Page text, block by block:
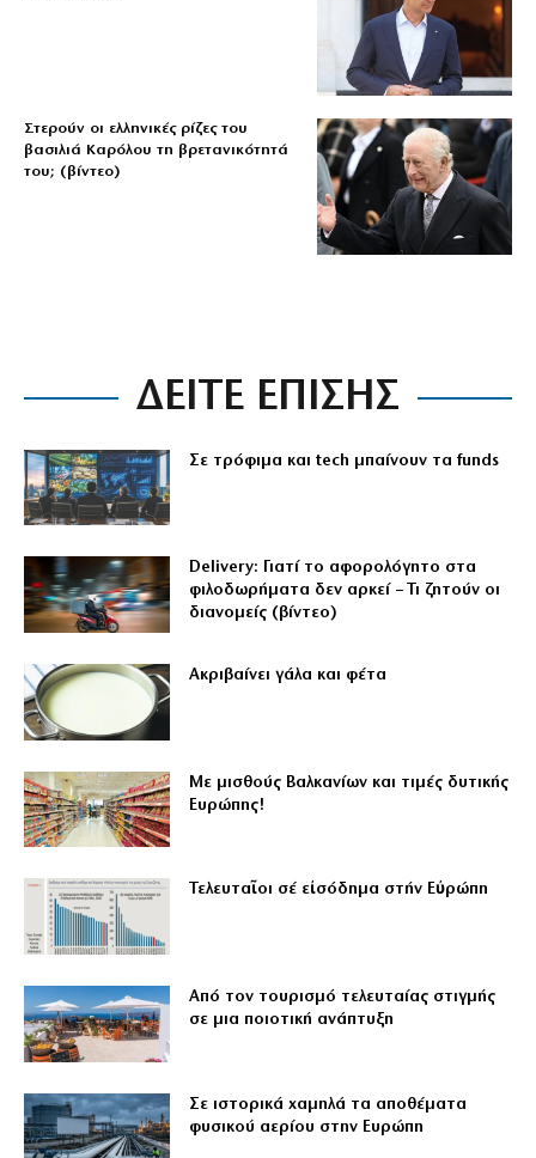
Στερούν οι ελληνικές ρίζες του
βασιλιά Καρόλου τη βρετανικότητά
του; (βίντεο)
ΔΕΙΤΕ ΕΠΙΣΗΣ
Σε τρόφιμα και tech μπαίνουν τα funds
Delivery: Γιατί το αφορολόγητο στα
φιλοδωρήματα δεν αρκεί – Τι ζητούν οι
διανομείς (βίντεο)
Aκριβαίνει γάλα και φέτα
Με μισθούς Βαλκανίων και τιμές δυτικής
Ευρώπης!
Τελευταῖοι σέ εἰσόδημα στήν Εὐρώπη
Από τον τουρισμό τελευταίας στιγμής
σε μια ποιοτική ανάπτυξη
Σε ιστορικά χαμηλά τα αποθέματα
φυσικού αερίου στην Ευρώπη